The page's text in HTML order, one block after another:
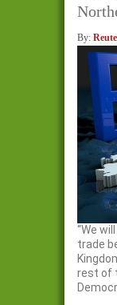
By:
“We
trade
rest of